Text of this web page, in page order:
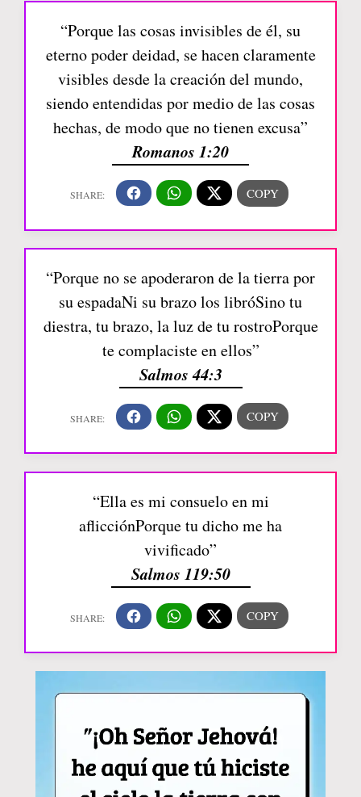
“Porque las cosas invisibles de él, su
eterno poder deidad, se hacen claramente
visibles desde la creación del mundo,
siendo entendidas por medio de las cosas
hechas, de modo que no tienen excusa”
Romanos 1:20
“Porque no se apoderaron de la tierra por
su espadaNi su brazo los libróSino tu
diestra, tu brazo, la luz de tu rostroPorque
te complaciste en ellos”
Salmos 44:3
“Ella es mi consuelo en mi
aflicciónPorque tu dicho me ha
vivificado”
Salmos 119:50